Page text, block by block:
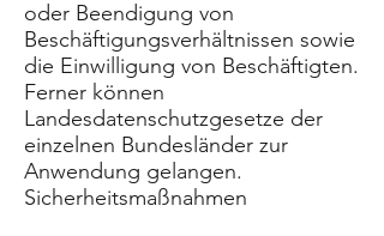
oder Beendigung von
Beschäftigungsverhältnissen sowie
die Einwilligung von Beschäftigten.
Ferner können
Landesdatenschutzgesetze der
einzelnen Bundesländer zur
Anwendung gelangen.
Sicherheitsmaßnahmen